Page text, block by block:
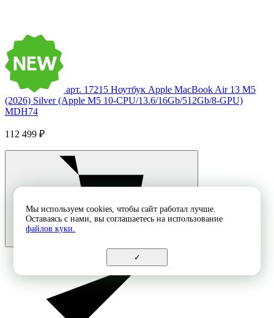
арт. 17215 Ноутбук Apple MacBook Air 13 M5
(2026) Silver (Apple M5 10-CPU/13.6/16Gb/512Gb/8-GPU)
MDH74
112 499 ₽
Мы используем cookies, чтобы сайт работал лучше.
Оставаясь с нами, вы соглашаетесь на использование
файлов куки.
✓